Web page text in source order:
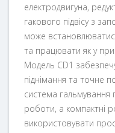
електродвигуна,
гакового підвісу з
може
та працювати як у
Модель CD1
піднімання та точне
система гальмування
роботи, а компактні
використовувати